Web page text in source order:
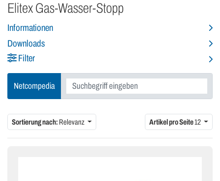
Elitex Gas-Wasser-Stopp
Informationen
Downloads
Filter
Netcompedia
Sortierung nach: Relevanz Artikel pro Seite12